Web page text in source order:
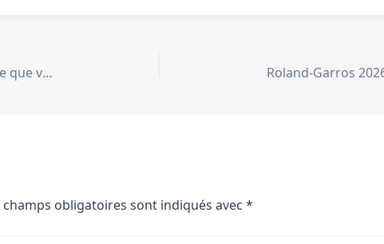
Marche immobilier 2026 : la reprise se confirme, ce que vous devez savoir
champs obligatoires sont indiqués avec *